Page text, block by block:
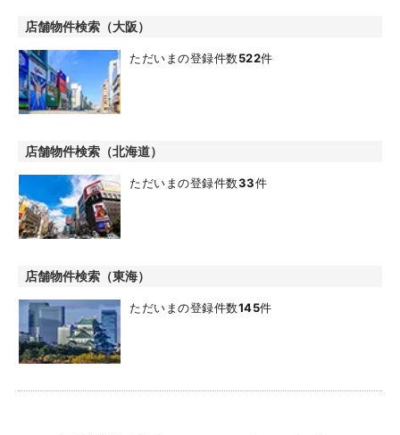
店舗物件検索（大阪）
ただいまの登録件数522件
店舗物件検索（北海道）
ただいまの登録件数33件
店舗物件検索（東海）
ただいまの登録件数145件